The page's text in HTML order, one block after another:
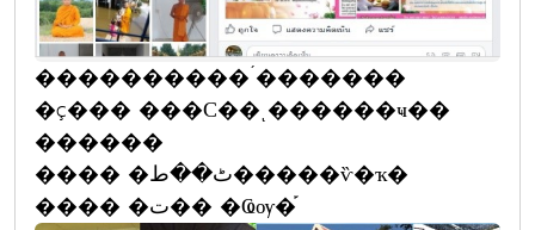
����������´�������
�ç��� ���С��ͺ������ҹ��
������
���� �ٹ��ط�����ѷ�ҡ�
���� �ت�� �Ҩѹ�֡